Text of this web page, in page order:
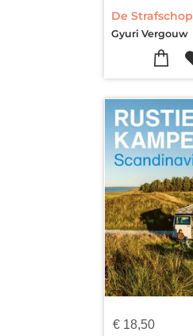
De Strafschop
Gyuri Vergouw
€ 18,50